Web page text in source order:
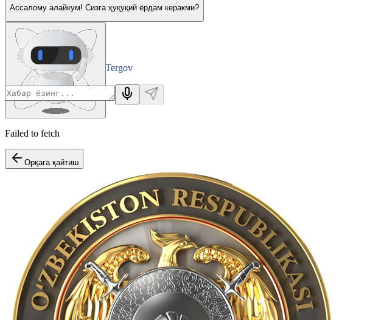
Tergov
Departamenti
Ассалому алайкум! Сизга ҳуқуқий ёрдам керакми?
Failed to fetch
Орқага қайтиш